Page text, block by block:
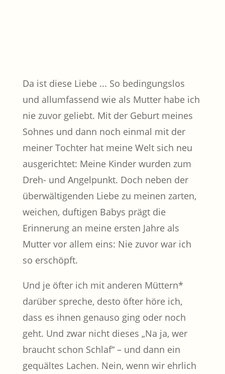
Da ist diese Liebe ... So bedingungslos
und allumfassend wie als Mutter habe ich
nie zuvor geliebt. Mit der Geburt meines
Sohnes und dann noch einmal mit der
meiner Tochter hat meine Welt sich neu
ausgerichtet: Meine Kinder wurden zum
Dreh- und Angelpunkt. Doch neben der
überwältigenden Liebe zu meinen zarten,
weichen, duftigen Babys prägt die
Erinnerung an meine ersten Jahre als
Mutter vor allem eins: Nie zuvor war ich
so erschöpft.
Und je öfter ich mit anderen Müttern*
darüber spreche, desto öfter höre ich,
dass es ihnen genauso ging oder noch
geht. Und zwar nicht dieses „Na ja, wer
braucht schon Schlaf“ – und dann ein
gequältes Lachen. Nein, wenn wir ehrlich